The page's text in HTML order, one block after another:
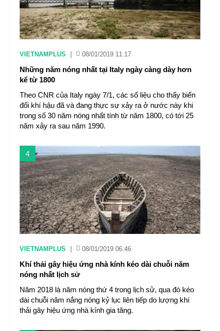
VIETNAMPLUS 08/01/2019 11:17
Những năm nóng nhất tại Italy ngày càng dày hơn
kể từ 1800
Theo CNR của Italy ngày 7/1, các số liệu cho thấy biến
đổi khí hậu đã và đang thực sự xảy ra ở nước này khi
trong số 30 năm nóng nhất tính từ năm 1800, có tới 25
năm xảy ra sau năm 1990.
4
VIETNAMPLUS 08/01/2019 06:46
Khí thải gây hiệu ứng nhà kính kéo dài chuỗi năm
nóng nhất lịch sử
Năm 2018 là năm nóng thứ 4 trong lịch sử, qua đó kéo
dài chuỗi năm nắng nóng kỷ lục liên tiếp do lượng khí
thải gây hiệu ứng nhà kính gia tăng.